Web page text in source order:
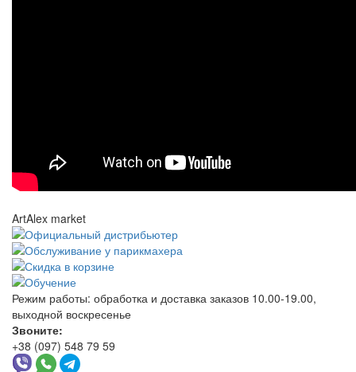
ArtAlex market
Режим работы: обработка и доставка заказов 10.00-19.00,
выходной воскресенье
Звоните:
+38 (097) 548 79 59